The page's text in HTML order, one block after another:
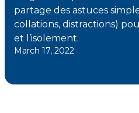
partage des astuces
collations, distractions)
et l’isolement.
March 17, 2022
des
nouveautés.
Prénom